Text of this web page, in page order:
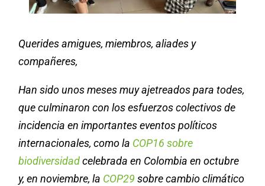
Querides amigues, miembros, aliades y
compañeres,
Han sido unos meses muy ajetreados para todes,
que culminaron con los esfuerzos colectivos de
incidencia en importantes eventos políticos
internacionales, como la COP16 sobre
biodiversidadcelebrada en Colombia en octubre
y, en noviembre, la COP29 sobre cambio climático